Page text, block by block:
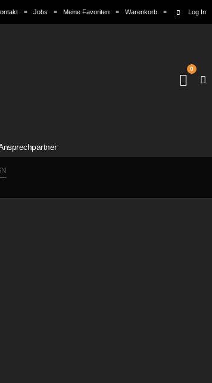
Jobs Meine Favoriten Warenkorb Log In
0